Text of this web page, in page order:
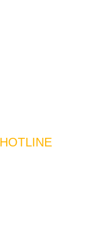
HOTLINE